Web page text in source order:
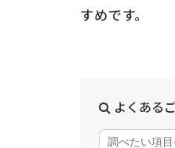
すめです。
よくある